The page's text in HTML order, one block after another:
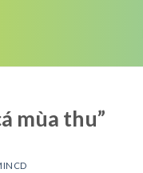
mùa thu”